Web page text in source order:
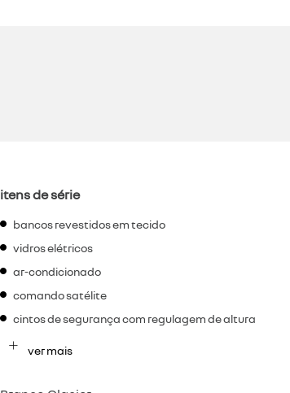
itens de série
bancos revestidos em tecido
vidros elétricos
ar-condicionado
comando satélite
cintos de segurança com regulagem de altura
ver mais